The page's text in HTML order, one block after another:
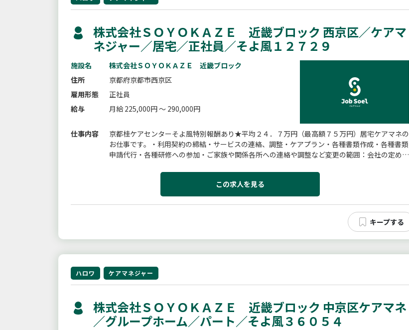
株式会社ＳＯＹＯＫＡＺＥ 近畿ブロック 西京区／ケアマ
ネジャー／居宅／正社員／そよ風１２７２９
施設名
株式会社ＳＯＹＯＫＡＺＥ 近畿ブロック
住所
京都府京都市西京区
雇用形態
正社員
給与
月給 225,000円 ～ 290,000円
仕事内容
京都桂ケアセンターそよ風特別報酬あり★平均２４．７万円（最高額７５万円）居宅ケアマネの
お仕事です。・利用契約の締結・サービスの連絡、調整・ケアプラン・各種書類作成・各種書類
申請代行・各種研修への参加・ご家族や関係各所への連絡や調整など変更の範囲：会社の定める
この求人を見る
ハロワ ケアマネジャー
株式会社ＳＯＹＯＫＡＺＥ 近畿ブロック 中京区ケアマネ
／グループホーム／パート／そよ風３６０５４